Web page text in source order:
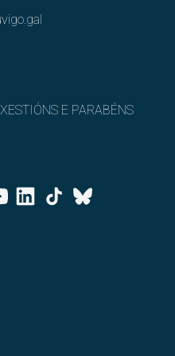
E PARABÉNS
LinkedinTiktok
Bluesky